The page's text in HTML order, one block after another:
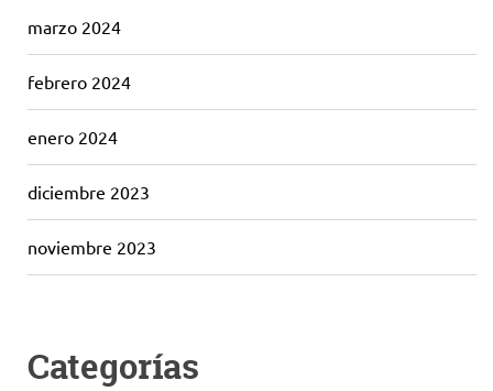
marzo 2024
febrero 2024
enero 2024
diciembre 2023
noviembre 2023
Categorías